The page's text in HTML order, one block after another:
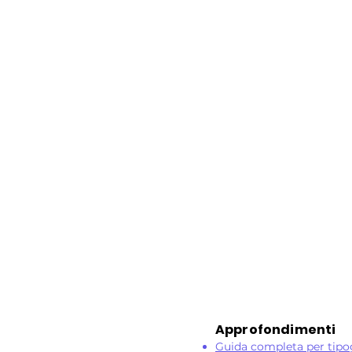
Approfondimenti
​Guida completa per